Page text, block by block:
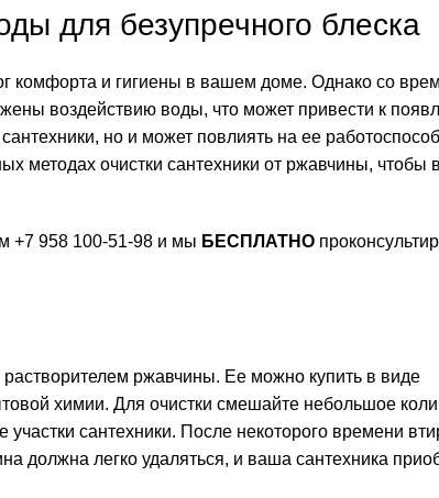
для безупречного блеска
комфорта и гигиены в вашем доме. Однако со
воздействию воды, что может привести к
но и может повлиять на ее
методах очистки сантехники от ржавчины, чтобы
+7 958 100-51-98 и мы БЕСПЛАТНО
ржавчины. Ее можно купить в виде
химии. Для очистки смешайте небольшое
сантехники. После некоторого времени
должна легко удаляться, и ваша сантехника